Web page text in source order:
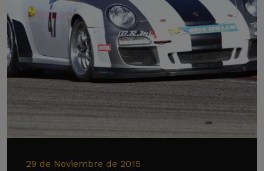
29 de Noviembre de 2015